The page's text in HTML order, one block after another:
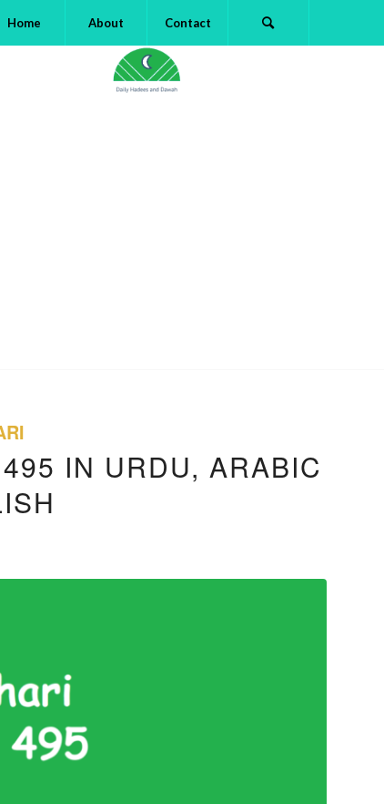
Home About Contact
IN URDU, ARABIC